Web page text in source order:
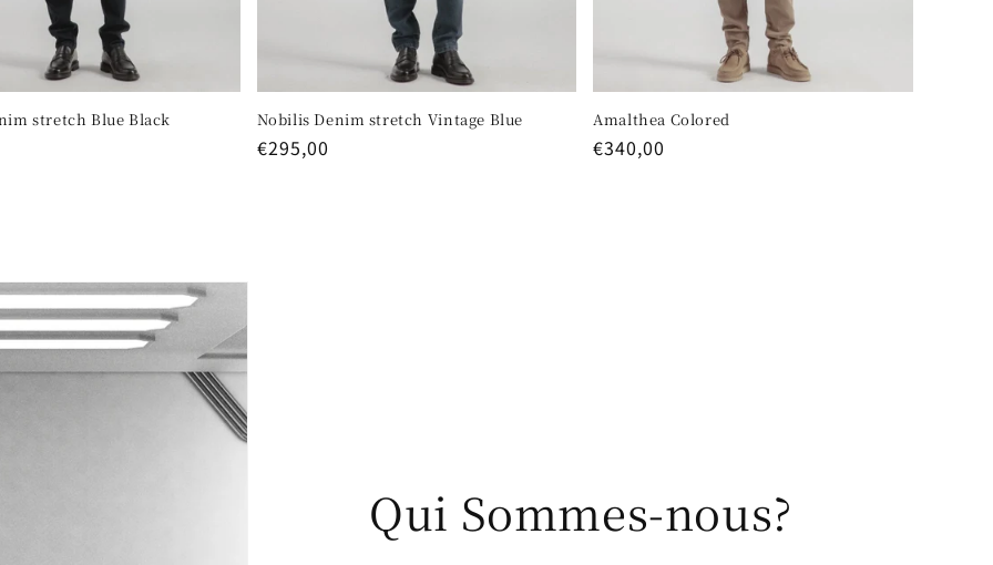
stretch Blue Black Nobilis Denim stretch Vintage Blue
Regular
€295,00
Amalthea Colored
Regular
€340,00
Qui Sommes-nous?